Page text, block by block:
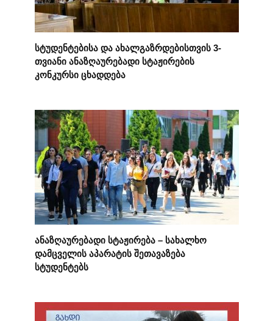
სტუდენტებისა და ახალგაზრდებისთვის 3-
თვიანი ანაზღაურებადი სტაჟირების
კონკურსი ცხადდება
ანაზღაურებადი სტაჟირება – სახალხო
დამცველის აპარატის შეთავაზება
სტუდენტებს